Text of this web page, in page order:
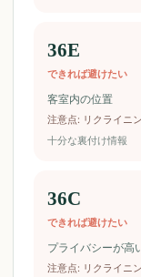
36E
できれば避けたい
客室内の位置
注意点: リクライニ
十分な裏付け情報
36C
できれば避けたい
プライバシーが高
注意点: リクライニ